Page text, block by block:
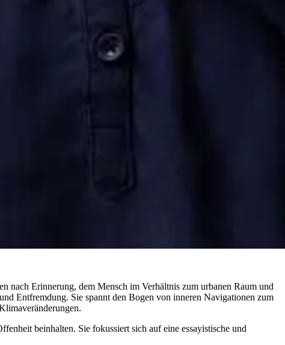
nach Erinnerung, dem Mensch im Verhältnis zum urbanen Raum und
Entfremdung. Sie spannt den Bogen von inneren Navigationen zum
beinhalten. Sie fokussiert sich auf eine essayistische und